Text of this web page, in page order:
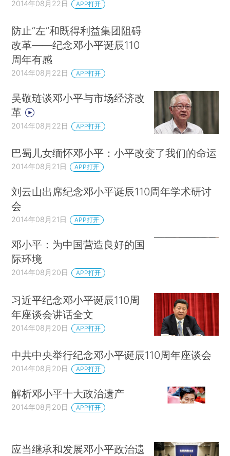
2014年08月22日 APP打开
防止“左”和既得利益集团阻碍
改革——纪念邓小平诞辰110
周年有感
2014年08月22日 APP打开
吴敬琏谈邓小平与市场经济改
革
2014年08月22日 APP打开
巴蜀儿女缅怀邓小平：小平改变了我们的命运
2014年08月21日 APP打开
刘云山出席纪念邓小平诞辰110周年学术研讨
会
2014年08月21日 APP打开
邓小平：为中国营造良好的国
际环境
2014年08月20日 APP打开
习近平纪念邓小平诞辰110周
年座谈会讲话全文
2014年08月20日 APP打开
中共中央举行纪念邓小平诞辰110周年座谈会
2014年08月20日 APP打开
解析邓小平十大政治遗产
2014年08月20日 APP打开
应当继承和发展邓小平政治遗